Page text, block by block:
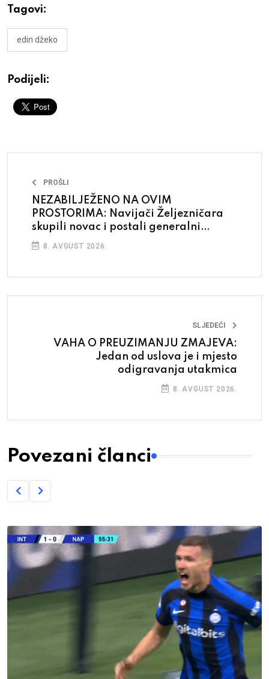
Tagovi:
edin džeko
Podijeli:
PROŠLI
NEZABILJEŽENO NA OVIM
PROSTORIMA: Navijači Željezničara
skupili novac i postali generalni
sponzor kluba
8. AVGUST 2026.
SLJEDEĆI
VAHA O PREUZIMANJU ZMAJEVA:
Jedan od uslova je i mjesto
odigravanja utakmica
8. AVGUST 2026.
Povezani članci